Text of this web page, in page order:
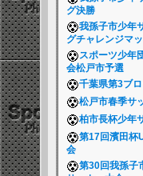
グ決勝
我孫子市少年
グチャレンジマ
スポーツ少年
会松戸市予選
千葉県第3ブ
松戸市春季サ
柏市長杯少年
第17回濱田杯
会
第30回我孫子